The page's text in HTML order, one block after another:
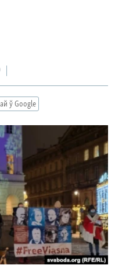
ў Google